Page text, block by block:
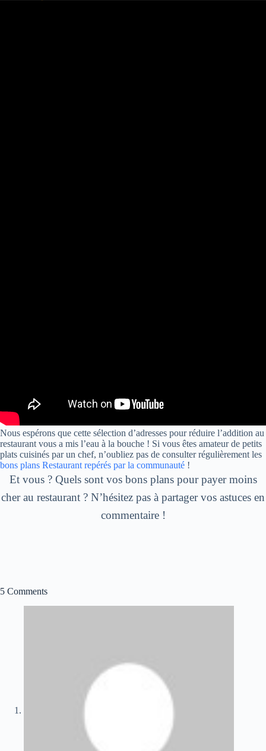
Nous espérons que cette sélection d’adresses pour réduire l’addition au
restaurant vous a mis l’eau à la bouche ! Si vous êtes amateur de petits
plats cuisinés par un chef, n’oubliez pas de consulter régulièrement les
bons plans Restaurant repérés par la communauté !
Et vous ? Quels sont vos bons plans pour payer moins
cher au restaurant ? N’hésitez pas à partager vos astuces en
commentaire !
5 Comments